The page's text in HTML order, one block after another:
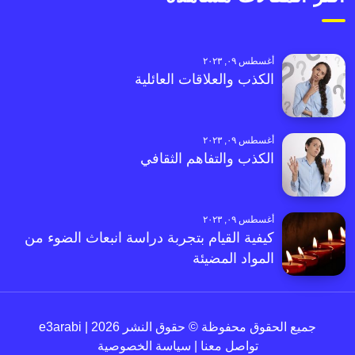
أغسطس ٠٩, ٢٠٢٣
الكذب والعلاقات العائلية
أغسطس ٠٩, ٢٠٢٣
الكذب والتفاهم الثقافي
أغسطس ٠٩, ٢٠٢٣
كيفية القيام بتجربة دراسة انبعاث الضوء من
المواد المضيئة
جميع الحقوق محفوظة © حقوق النشر 2026 | e3arabi
تواصل معنا
سياسة الخصوصية